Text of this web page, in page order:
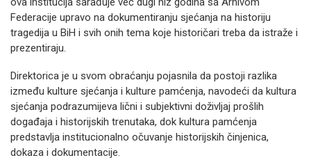
Federacije upravo na dokumentiranju sjećanja na historiju
tragedija u BiH i svih onih tema koje historičari treba da istraže i
prezentiraju.
Direktorica je u svom obraćanju pojasnila da postoji razlika
između kulture sjećanja i kulture pamćenja, navodeći da kultura
sjećanja podrazumijeva lični i subjektivni doživljaj prošlih
događaja i historijskih trenutaka, dok kultura pamćenja
predstavlja institucionalno očuvanje historijskih činjenica,
dokaza i dokumentacije.